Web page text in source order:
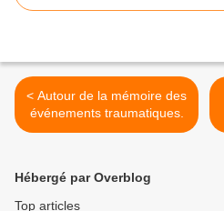
< Autour de la mémoire des
événements traumatiques.
Hébergé par Overblog
Top articles